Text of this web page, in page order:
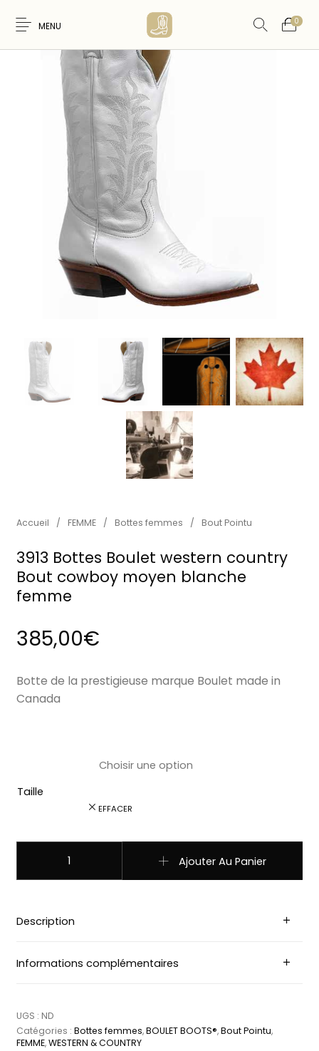
MENU 0
Nouveaux
FEMME
ARTISANAT
ACCESSOIRES CEINTURES
Accueil / FEMME / Bottes femmes / Bout Pointu
3913 Bottes Boulet western country
Bout cowboy moyen blanche
femme
385,00€
Botte de la prestigieuse marque Boulet made in
Canada
Taille
EFFACER
Ajouter Au Panier
Description
Informations complémentaires
UGS : ND
Catégories : Bottes femmes,BOULET BOOTS®,Bout Pointu,
FEMME,WESTERN & COUNTRY